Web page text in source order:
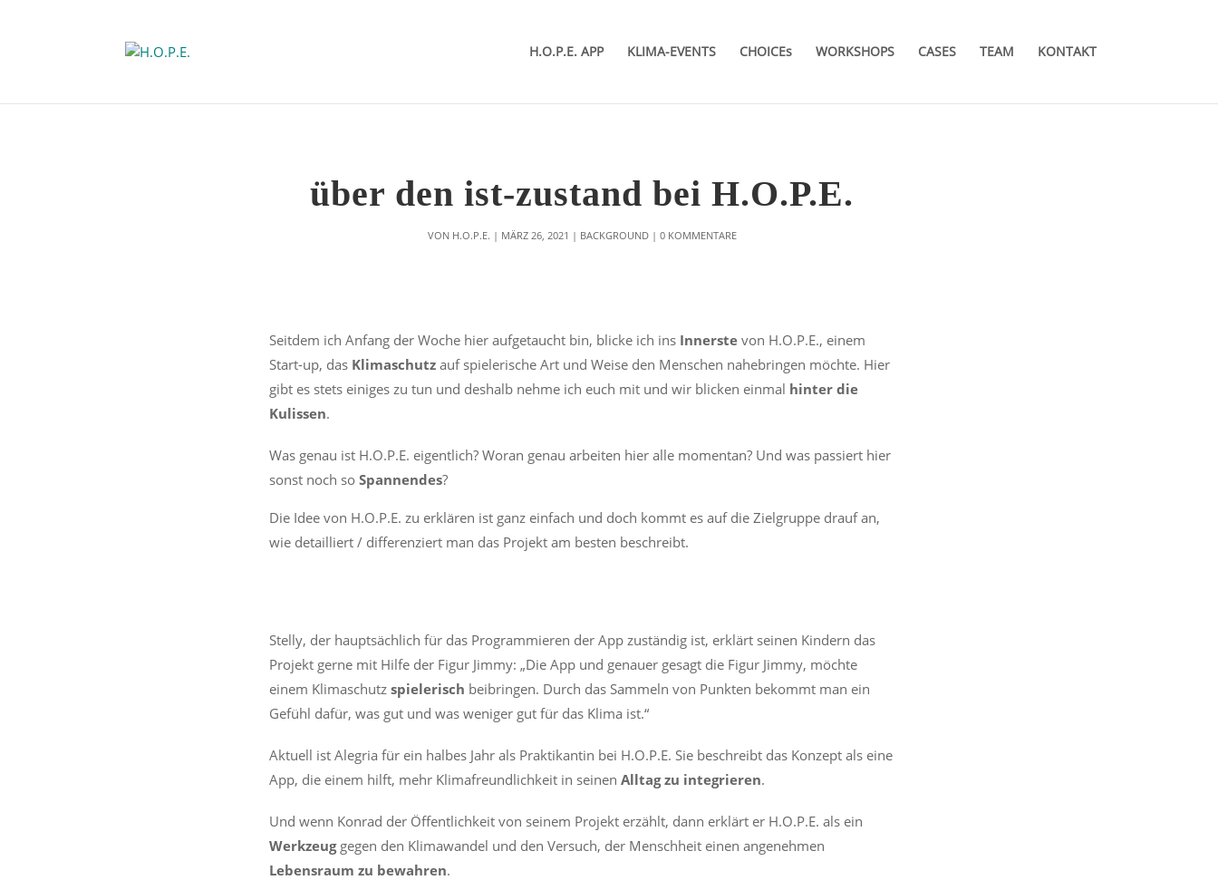
H.O.P.E. APP KLIMA-EVENTS CHOICEs WORKSHOPS CASES TEAM KONTAKT
über den ist-zustand bei H.O.P.E.
VON H.O.P.E. | MÄRZ 26, 2021 | BACKGROUND| 0 KOMMENTARE
Seitdem ich Anfang der Woche hier aufgetaucht bin, blicke ich ins Innerste von H.O.P.E., einem
Start-up, das Klimaschutz auf spielerische Art und Weise den Menschen nahebringen möchte. Hier
gibt es stets einiges zu tun und deshalb nehme ich euch mit und wir blicken einmal hinter die
Kulissen.
Was genau ist H.O.P.E. eigentlich? Woran genau arbeiten hier alle momentan? Und was passiert hier
sonst noch so Spannendes?
Die Idee von H.O.P.E. zu erklären ist ganz einfach und doch kommt es auf die Zielgruppe drauf an,
wie detailliert / differenziert man das Projekt am besten beschreibt.
Stelly, der hauptsächlich für das Programmieren der App zuständig ist, erklärt seinen Kindern das
Projekt gerne mit Hilfe der Figur Jimmy: „Die App und genauer gesagt die Figur Jimmy, möchte
einem Klimaschutz spielerisch beibringen. Durch das Sammeln von Punkten bekommt man ein
Gefühl dafür, was gut und was weniger gut für das Klima ist.“
Aktuell ist Alegria für ein halbes Jahr als Praktikantin bei H.O.P.E. Sie beschreibt das Konzept als eine
App, die einem hilft, mehr Klimafreundlichkeit in seinen Alltag zu integrieren.
Und wenn Konrad der Öffentlichkeit von seinem Projekt erzählt, dann erklärt er H.O.P.E. als ein
Werkzeuggegen den Klimawandel und den Versuch, der Menschheit einen angenehmen
Lebensraum zu bewahren.